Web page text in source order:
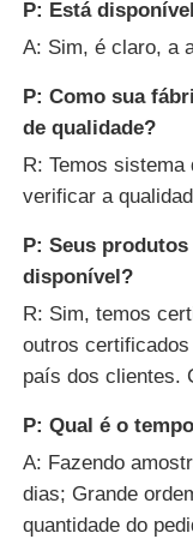
P: Está
A: Sim, é claro, a
P: Como sua
de qualidade?
R: Temos sistema
verificar a
P: Seus
disponível?
R: Sim, temos
outros
país dos clientes.
P: Qual é o
A: Fazendo
dias; Grande
quantidade do